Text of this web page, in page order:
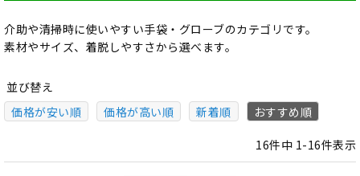
介助や清掃時に使いやすい手袋・グローブのカテゴリです。
素材やサイズ、着脱しやすさから選べます。
並び替え
価格が安い順
価格が高い順 新着順 おすすめ順
16件中 1-16件表示